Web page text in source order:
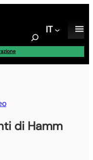
S
e
a
IT
di Hamm